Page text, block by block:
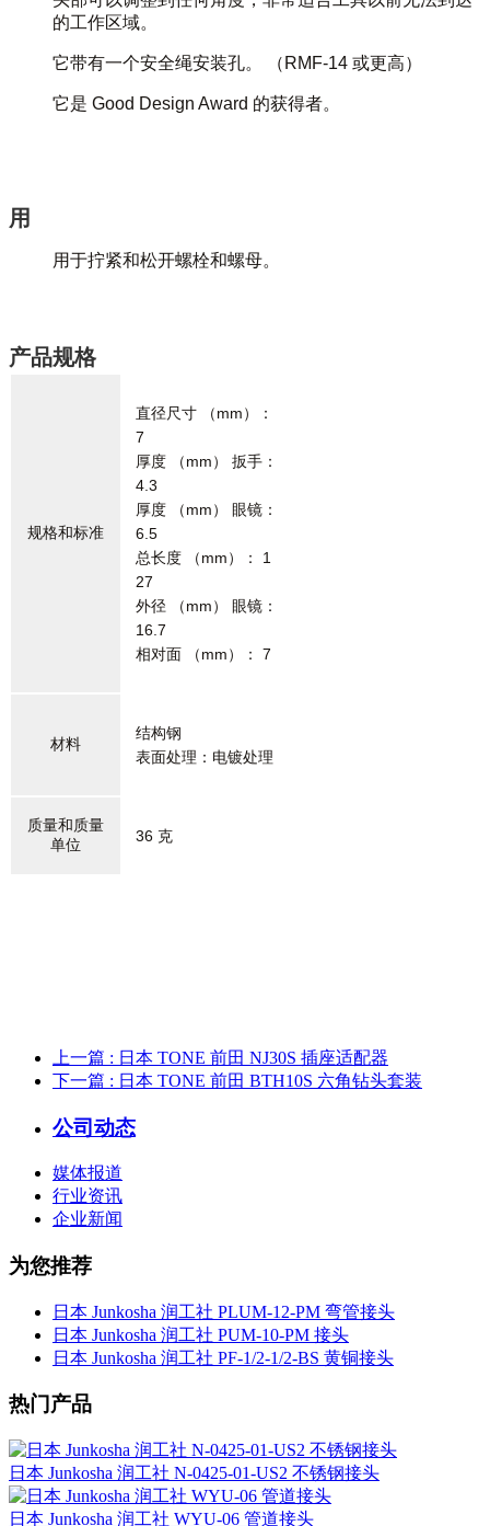
的工作区域。
它带有一个安全绳安装孔。 （RMF-14 或更高）
它是 Good Design Award 的获得者。
用
用于拧紧和松开螺栓和螺母。
产品规格
规格和标准
直径尺寸 （mm）：
7
厚度 （mm） 扳手：
4.3
厚度 （mm） 眼镜：
6.5
总长度 （mm）： 1
27
外径 （mm） 眼镜：
16.7
相对面 （mm）： 7
材料
结构钢
表面处理：电镀处理
质量和质量
单位
36 克
上一篇 : 日本 TONE 前田 NJ30S 插座适配器
下一篇 : 日本 TONE 前田 BTH10S 六角钻头套装
公司动态
媒体报道
行业资讯
企业新闻
为您推荐
日本 Junkosha 润工社 PLUM-12-PM 弯管接头
日本 Junkosha 润工社 PUM-10-PM 接头
日本 Junkosha 润工社 PF-1/2-1/2-BS 黄铜接头
热门产品
日本 Junkosha 润工社 N-0425-01-US2 不锈钢接头
日本 Junkosha 润工社 WYU-06 管道接头